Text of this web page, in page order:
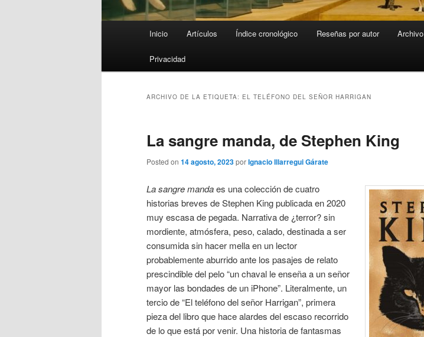
Inicio Artículos Índice cronológico Reseñas por autor Archivo
Privacidad
ARCHIVO DE LA ETIQUETA: EL TELÉFONO DEL SEÑOR HARRIGAN
La sangre manda, de Stephen King
Posted on 14 agosto, 2023porIgnacio Illarregui Gárate
La sangre mandaes una colección de cuatro
historias breves de Stephen King publicada en 2020
muy escasa de pegada. Narrativa de ¿terror? sin
mordiente, atmósfera, peso, calado, destinada a ser
consumida sin hacer mella en un lector
probablemente aburrido ante los pasajes de relato
prescindible del pelo “un chaval le enseña a un señor
mayor las bondades de un iPhone”. Literalmente, un
tercio de “El teléfono del señor Harrigan”, primera
pieza del libro que hace alardes del escaso recorrido
de lo que está por venir. Una historia de fantasmas